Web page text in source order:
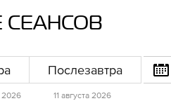
СЕАНСОВ
2026
Послезавтра
11 августа 2026